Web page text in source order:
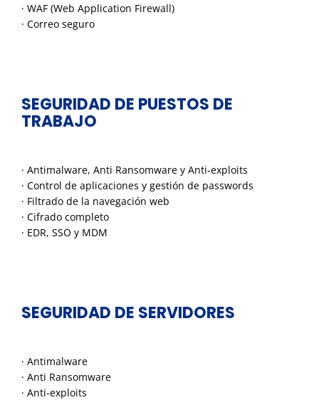
· WAF (Web Application Firewall)
· Correo seguro
SEGURIDAD DE PUESTOS DE
TRABAJO
· Antimalware, Anti Ransomware y Anti-exploits
· Control de aplicaciones y gestión de passwords
· Filtrado de la navegación web
· Cifrado completo
· EDR, SSO y MDM
SEGURIDAD DE SERVIDORES
· Antimalware
· Anti Ransomware
· Anti-exploits